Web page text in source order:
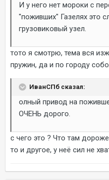
И у него нет мороки с
"поживших" Газелях это
грузовиковый узел.
тото я смотрю, тема вся
пружин, да и по городу
ИванСПб сказал:
олный привод на
ОЧЕНЬ дорого.
с чего это ? Что там
то и другое, у неё сил не